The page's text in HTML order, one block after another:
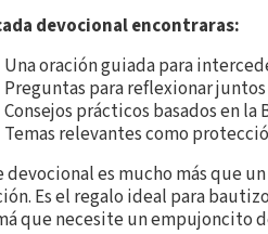
devocional encontraras:
Una oración guiada para
Preguntas para reflexionar
Consejos prácticos basados en
Temas relevantes como
devocional es mucho más que
Es el regalo ideal para
que necesite un empujoncito